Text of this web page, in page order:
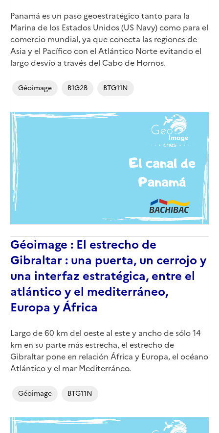
Corps
Panamá es un paso geoestratégico tanto para la
Marina de los Estados Unidos (US Navy) como para el
comercio mundial, ya que conecta las regiones de
Asia y el Pacífico con el Atlántico Norte evitando el
largo desvío a través del Cabo de Hornos.
Géoimage B1G2B BTG11N
Image
de
couverture
(conseillée)
Géoimage : El estrecho de
Gibraltar : una puerta, un cerrojo y
una interfaz estratégica, entre el
atlántico y el mediterráneo,
Europa y África
Corps
Largo de 60 km del oeste al este y ancho de sólo 14
km en su parte más estrecha, el estrecho de
Gibraltar pone en relación África y Europa, el océano
Atlántico y el mar Mediterráneo.
Géoimage BTG11N
Image